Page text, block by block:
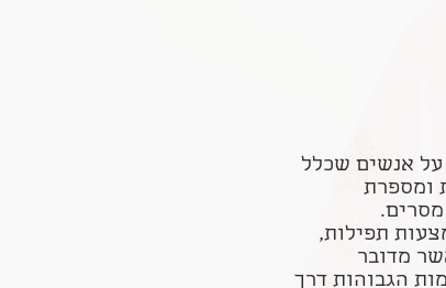
אנשים שכלל
ומספרת
תפילות,
מדובר
הגבוהות דרך